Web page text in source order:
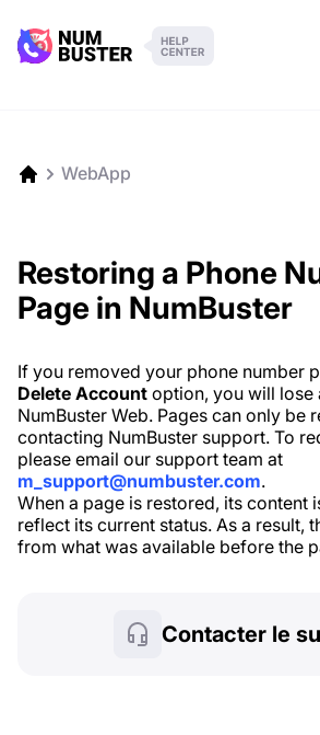
WebApp
Restoring a Phone
Page in NumBuster
If you removed your phone number
Delete Account option, you will lose
NumBuster Web. Pages can only be
contacting NumBuster support. To
please email our support team at
m_support@numbuster.com.
When a page is restored, its content
reflect its current status. As a result,
from what was available before the
Contacter le